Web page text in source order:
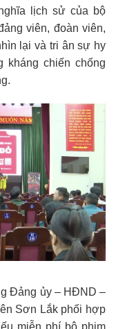
lịch sử của bộ
viên, đoàn viên,
lại và tri ân sự hy
kháng chiến chống
Đảng ủy – HĐND –
Sơn Lắk phối hợp
miễn phí bộ phim